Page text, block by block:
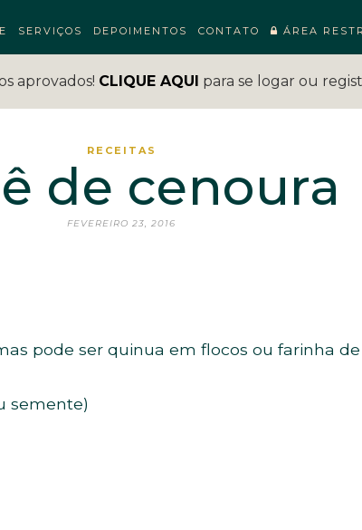
SERVIÇOS DEPOIMENTOS CONTATO ÁREA
aprovados! CLIQUE AQUI para se logar ou
RECEITAS
de cenoura
FEVEREIRO 23, 2016
pode ser quinua em flocos ou farinha de
semente)